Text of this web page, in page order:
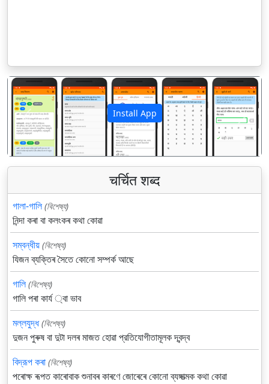
Install App
पिछला अगला
चर्चित शब्द
গালা-গালি (বিশেষ্য)
নিন্দা কৰা বা কলংকৰ কথা কোৱা
সম্বন্ধীয় (বিশেষ্য)
যিজন ব্যক্তিৰ সৈতে কোনো সম্পর্ক আছে
গালি (বিশেষ্য)
গালি পৰা কার্য ্বা ভাব
মল্লযুদ্ধ (বিশেষ্য)
দুজন পুৰুষ বা দুটা দলৰ মাজত হোৱা প্রতিযোগীতামূলক দ্বন্দ্ব
বিদ্রূপ কৰা (বিশেষ্য)
পৰোক্ষ ৰূপত কাৰোবাক শুনাবৰ কাৰণে জোৰেৰে কোনো ব্যঙ্গাত্মক কথা কোৱা